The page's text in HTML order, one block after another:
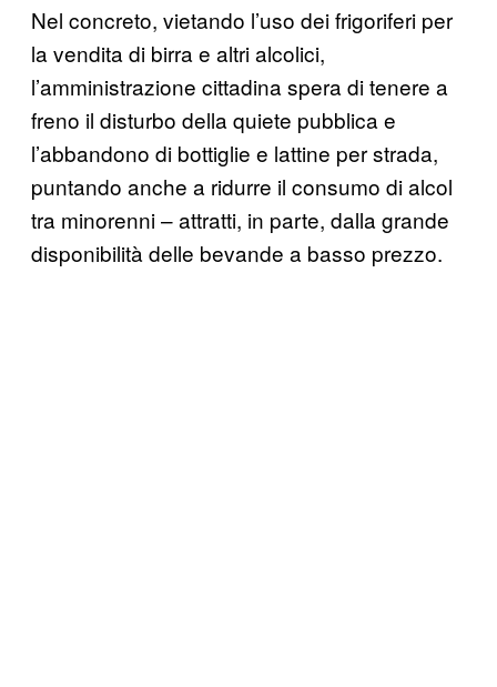
Nel concreto, vietando l’uso dei frigoriferi per
la vendita di birra e altri alcolici,
l’amministrazione cittadina spera di tenere a
freno il disturbo della quiete pubblica e
l’abbandono di bottiglie e lattine per strada,
puntando anche a ridurre il consumo di alcol
tra minorenni – attratti, in parte, dalla grande
disponibilità delle bevande a basso prezzo.